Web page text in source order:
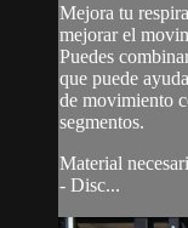
Mejora tu
mejorar el
Puedes
que puede
de movimiento
segmentos.
Material
- Disc...